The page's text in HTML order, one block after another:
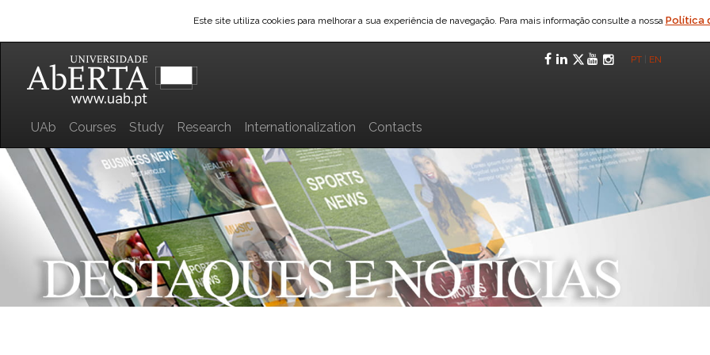
Este site utiliza cookies para melhorar a sua experiência de navegação. Para mais informação consulte a nossa Política
Facebook
LinkedIn
Twitter
YouTube
PT EN
UAb Courses Study Research Internationalization Contacts